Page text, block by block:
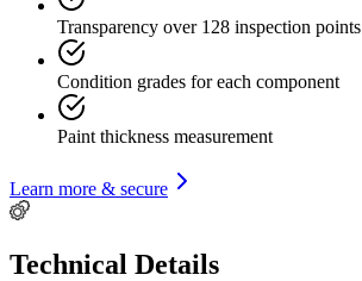
Transparency over 128 inspection points
Condition grades for each component
Paint thickness measurement
Learn more & secure
Technical Details